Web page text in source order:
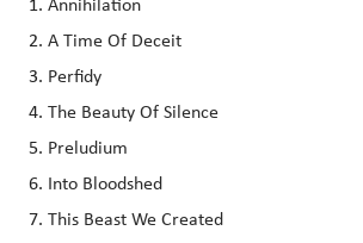
Annihilation
A Time Of Deceit
Perfidy
The Beauty Of Silence
Preludium
Into Bloodshed
This Beast We Created